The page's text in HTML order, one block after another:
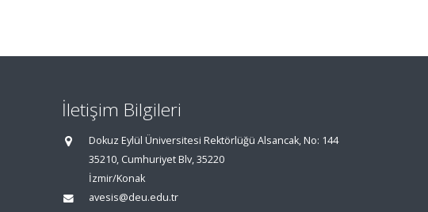
İletişim Bilgileri
Dokuz Eylül Üniversitesi Rektörlüğü Alsancak, No: 144
35210, Cumhuriyet Blv, 35220
İzmir/Konak
avesis@deu.edu.tr